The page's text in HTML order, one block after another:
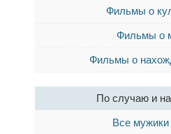
Фильмы о
Фильмы о
Фильмы о
По случаю и
Все мужики